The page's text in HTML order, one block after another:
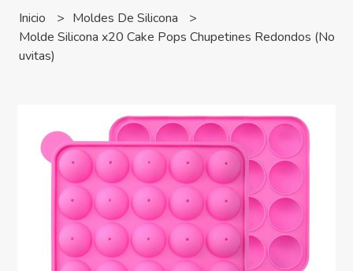
Inicio
Moldes De Silicona
Molde Silicona x20 Cake Pops Chupetines Redondos (No
uvitas)